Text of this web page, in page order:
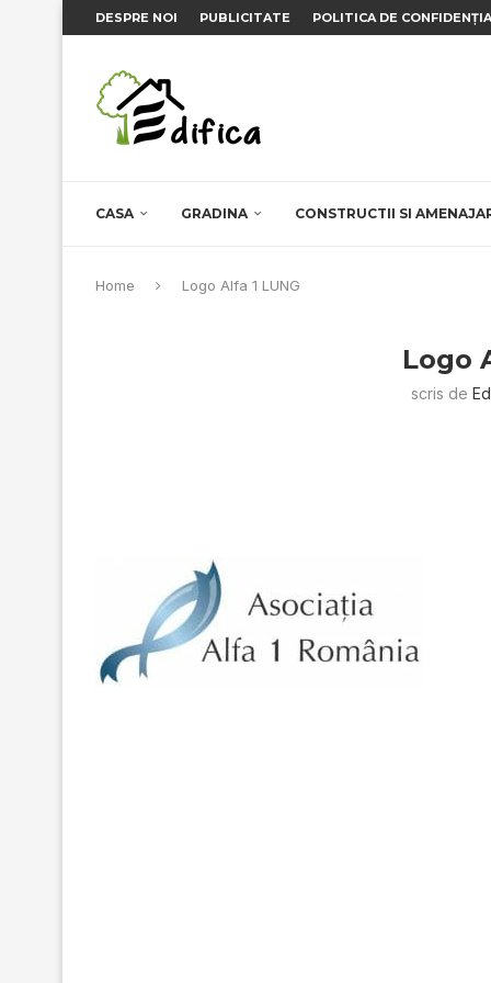
DESPRE NOI PUBLICITATE POLITICA DE
CASA GRADINA CONSTRUCTII SI
Home Logo Alfa 1 LUNG
Logo
scris de